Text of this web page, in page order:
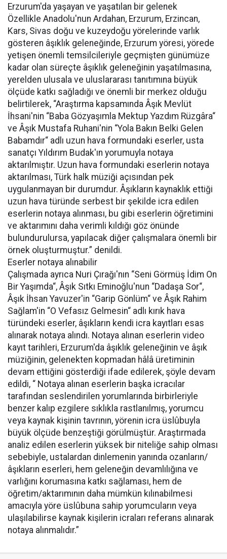
Erzurum'da yaşayan ve yaşatılan bir gelenek
Özellikle Anadolu'nun Ardahan, Erzurum, Erzincan,
Kars, Sivas doğu ve kuzeydoğu yörelerinde varlık
gösteren âşıklık geleneğinde, Erzurum yöresi, yörede
yetişen önemli temsilcileriyle geçmişten günümüze
kadar olan süreçte âşıklık geleneğinin yaşatılmasına,
yerelden ulusala ve uluslararası tanıtımına büyük
ölçüde katkı sağladığı ve önemli bir merkez olduğu
belirtilerek, “Araştırma kapsamında Âşık Mevlüt
İhsani'nin “Baba Gözyaşımla Mektup Yazdım Rüzgâra“
ve Âşık Mustafa Ruhani'nin “Yola Bakın Belki Gelen
Babamdır“ adlı uzun hava formundaki eserler, usta
sanatçı Yıldırım Budak'ın yorumuyla notaya
aktarılmıştır. Uzun hava formundaki eserlerin notaya
aktarılması, Türk halk müziği açısından pek
uygulanmayan bir durumdur. Âşıkların kaynaklık ettiği
uzun hava türünde serbest bir şekilde icra edilen
eserlerin notaya alınması, bu gibi eserlerin öğretimini
ve aktarımını daha verimli kıldığı göz önünde
bulundurulursa, yapılacak diğer çalışmalara önemli bir
örnek oluşturmuştur.” denildi.
Eserler notaya alınabilir
Çalışmada ayrıca Nuri Çırağı'nın “Seni Görmüş İdim On
Bir Yaşımda“, Âşık Sıtkı Eminoğlu'nun “Dadaşa Sor“,
Âşık İhsan Yavuzer'in “Garip Gönlüm“ ve Âşık Rahim
Sağlam'in “O Vefasız Gelmesin“ adlı kırık hava
türündeki eserler, âşıkların kendi icra kayıtları esas
alınarak notaya alındı. Notaya alınan eserlerin video
kayıt tarihleri, Erzurum'da âşıklık geleneğinin ve âşık
müziğinin, gelenekten kopmadan hâlâ üretiminin
devam ettiğini gösterdiği ifade edilerek, şöyle devam
edildi, “ Notaya alınan eserlerin başka icracılar
tarafından seslendirilen yorumlarında birbirleriyle
benzer kalıp ezgilere sıklıkla rastlanılmış, yorumcu
veya kaynak kişinin tavrının, yörenin icra üslûbuyla
büyük ölçüde benzeştiği görülmüştür. Araştırmada
analiz edilen eserlerin yüksek bir niteliğe sahip olması
sebebiyle, ustalardan dinlemenin yanında ozanların/
âşıkların eserleri, hem geleneğin devamlılığına ve
varlığını korumasına katkı sağlaması, hem de
öğretim/aktarımının daha mümkün kılınabilmesi
amacıyla yöre üslûbuna sahip yorumcuların veya
ulaşılabilirse kaynak kişilerin icraları referans alınarak
notaya alınmalıdır.”